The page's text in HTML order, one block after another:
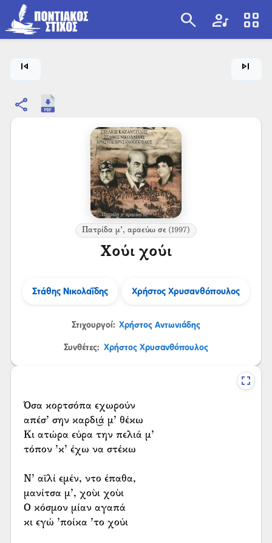
search artist view_cozy
skip_previous skip_next
share
Πατρίδα μ’, αραεύω σε (1997)
Χούι χούι
Στάθης Νικολαΐδης Χρήστος Χρυσανθόπουλος
Στιχουργοί: Χρήστος Αντωνιάδης
Συνθέτες: Χρήστος Χρυσανθόπουλος
Όσα κορτσόπα εχωρούν
απέσ’ σην καρδι͜ά μ’ θέκω
Κι ατώρα εύρα την πελιά μ’
τόπον ’κ’ έχω να στέκω
Ν’ αϊλί εμέν, ντο έπαθα,
μανίτσα μ’, χοὺι χοὺι
Ο κόσμον μίαν αγαπά
κι εγώ ’ποίκα ’το χούι